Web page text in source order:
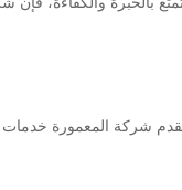
شركة المعمورة